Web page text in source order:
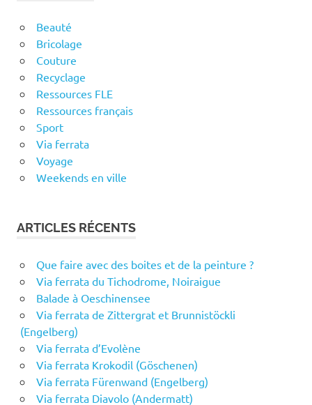
Beauté
Bricolage
Couture
Recyclage
Ressources FLE
Ressources français
Sport
Via ferrata
Voyage
Weekends en ville
ARTICLES RÉCENTS
Que faire avec des boites et de la peinture ?
Via ferrata du Tichodrome, Noiraigue
Balade à Oeschinensee
Via ferrata de Zittergrat et Brunnistöckli
(Engelberg)
Via ferrata d’Evolène
Via ferrata Krokodil (Göschenen)
Via ferrata Fürenwand (Engelberg)
Via ferrata Diavolo (Andermatt)